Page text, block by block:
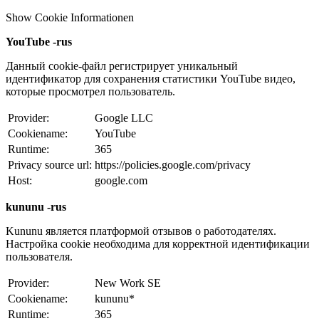
Show Cookie Informationen
YouTube -rus
Данный cookie-файл регистрирует уникальный
идентификатор для сохранения статистики YouTube видео,
которые просмотрел пользователь.
Provider:
Google LLC
Cookiename:
YouTube
Runtime:
365
Privacy source url: https://policies.google.com/privacy
Host:
google.com
kununu -rus
Kununu является платформой отзывов о работодателях.
Настройка cookie необходима для корректной идентификации
пользователя.
Provider:
New Work SE
Cookiename:
kununu*
Runtime:
365